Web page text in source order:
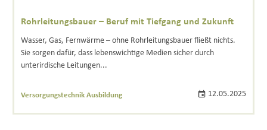
Rohrleitungsbauer – Beruf mit Tiefgang und Zukunft
Wasser, Gas, Fernwärme – ohne Rohrleitungsbauer fließt nichts.
Sie sorgen dafür, dass lebenswichtige Medien sicher durch
unterirdische Leitungen...
Versorgungstechnik Ausbildung 12.05.2025